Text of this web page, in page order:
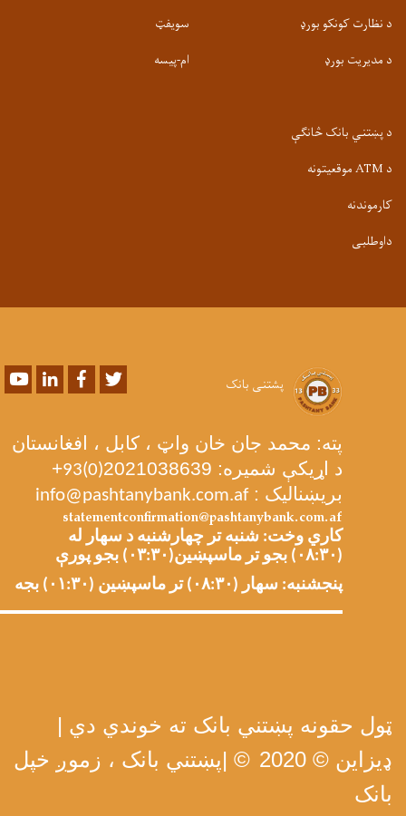
د نظارت کونکو بورډ
د مدیریت بورډ
سویفټ
ام-پيسه
د پښتني بانک څانګې
د ATM موقعیتونه
کارموندنه
داوطلبی
پشتنی بانک YoutubeLinkedInFacebook
پته: محمد جان خان واټ ، کابل ، افغانستان
د اړیکې شمیره: 2021038639
93(0)
+
بریښنالیک :info@pashtanybank.com.af
statementconfirmation@pashtanybank.com.af
کاري وخت: شنبه تر چهارشنبه د سهار له
(۰۸:۳۰) بجو تر ماسپښین(۰۳:۳۰) بجو پورې
پنجشنبه: سهار (۰۸:۳۰) تر ماسپښین (۰۱:۳۰) بجه
ټول حقونه پښتني بانک ته خوندي دي |
ډیزاین © 2020
| ©پښتني بانک ، زموږ خپل
بانک